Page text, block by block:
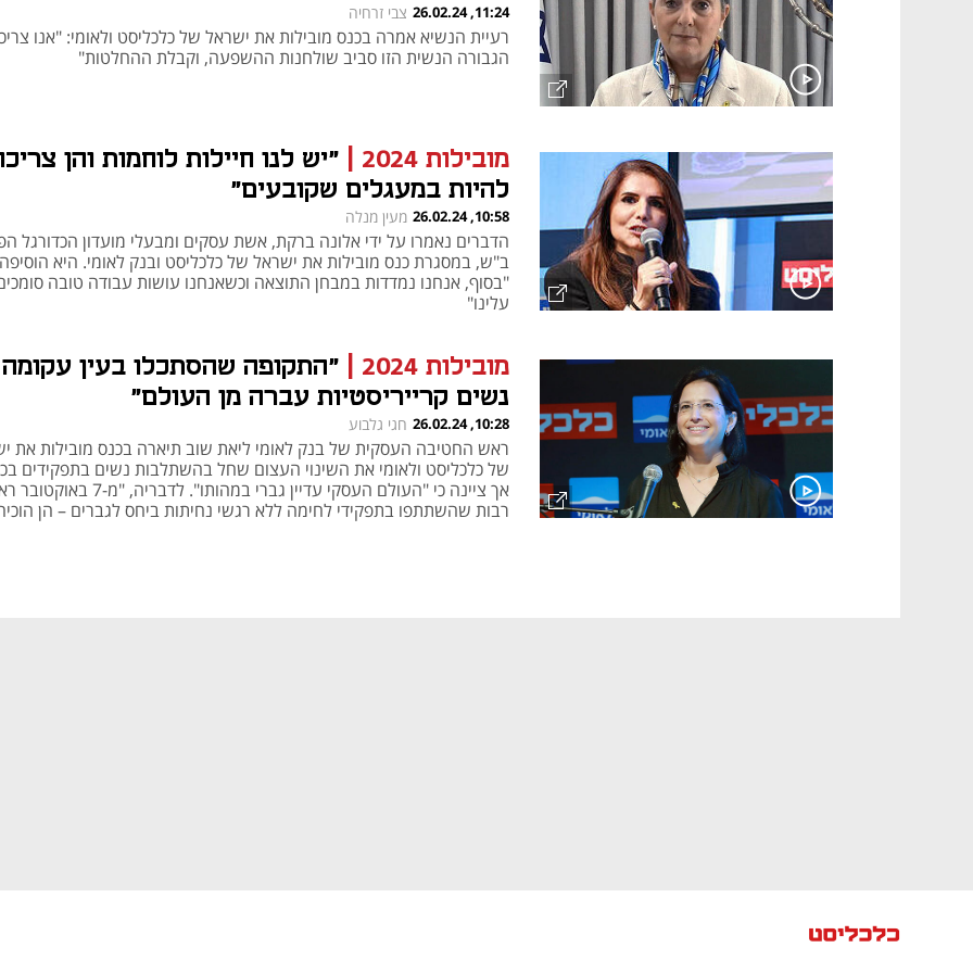
11:24, 26.02.24 צבי זרחיה
רעיית הנשיא אמרה בכנס מובילות את ישראל של כלכליסט ולאומי: "אנו
הגבורה הנשית הזו סביב שולחנות ההשפעה, וקבלת ההחלטות"
מובילות 2024
"יש לנו חיילות לוחמות והן
להיות במעגלים שקובעים"
10:58, 26.02.24 מעין מנלה
הדברים נאמרו על ידי אלונה ברקת, אשת עסקים ומבעלי מועדון הכדורגל
ב"ש, במסגרת כנס מובילות את ישראל של כלכליסט ובנק לאומי. היא הוסיפה
"בסוף, אנחנו נמדדות במבחן התוצאה וכשאנחנו עושות עבודה טובה
עלינו"
מובילות 2024
"התקופה שהסתכלו בעין
נשים קרייריסטיות עברה מן העולם"
10:28, 26.02.24 חגי גלבוע
ראש החטיבה העסקית של בנק לאומי ליאת שוב תיארה בכנס מובילות את
של כלכליסט ולאומי את השינוי העצום שחל בהשתלבות נשים בתפקידים
אך ציינה כי "העולם העסקי עדיין גברי במהותו". לדבריה, "מ-7
רבות שהשתתפו בתפקידי לחימה ללא רגשי נחיתות ביחס לגברים – הן